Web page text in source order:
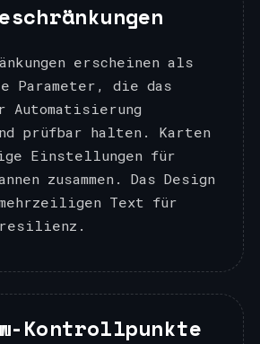
erscheinen als
Parameter, die das
Automatisierung
prüfbar halten. Karten
Einstellungen für
zusammen. Das Design
Text für
Kontrollpunkte